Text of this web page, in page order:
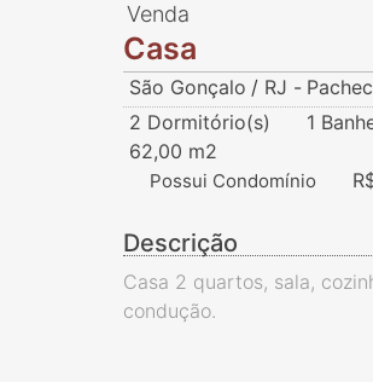
Venda
Casa
São Gonçalo / RJ -
2 Dormitório(s)
1
62,00 m2
Possui Condomínio
Descrição
Casa 2 quartos, sala,
condução.